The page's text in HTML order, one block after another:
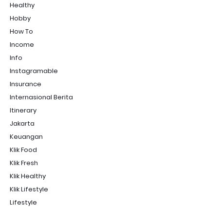
Healthy
Hobby
How To
Income
Info
Instagramable
Insurance
Internasional Berita
Itinerary
Jakarta
Keuangan
Klik Food
Klik Fresh
Klik Healthy
Klik Lifestyle
Lifestyle